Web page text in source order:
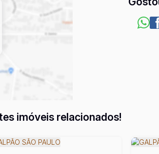
imóveis relacionados!